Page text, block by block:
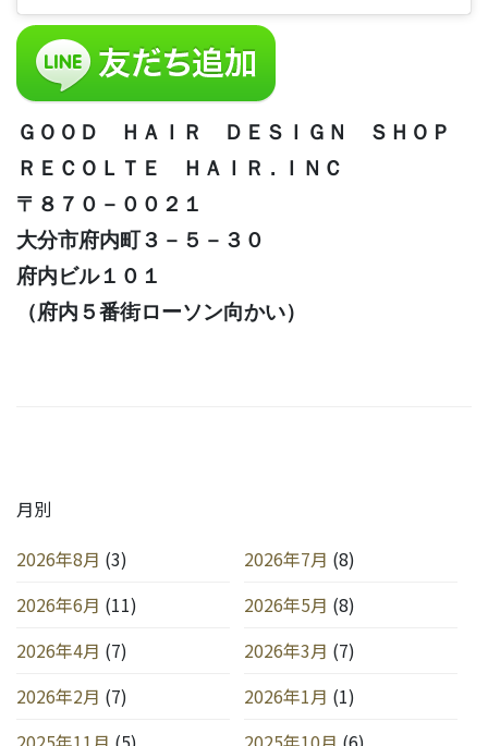
ＧＯＯＤ ＨＡＩＲ ＤＥＳＩＧＮ ＳＨＯＰ
ＲＥＣＯＬＴＥ ＨＡＩＲ . ＩＮＣ
〒８７０－００２１
大分市府内町３－５－３０
府内ビル１０１
（府内５番街ローソン向かい）
月別
2026年8月 (3) 2026年7月 (8)
2026年6月 (11) 2026年5月 (8)
2026年4月 (7) 2026年3月 (7)
2026年2月 (7) 2026年1月 (1)